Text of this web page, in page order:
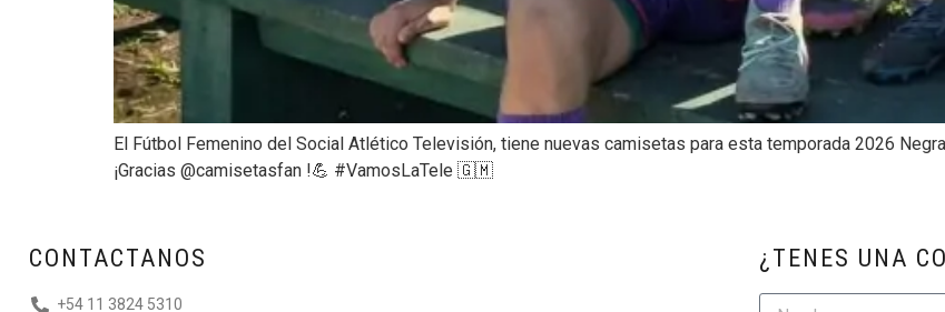
El Fútbol Femenino del Social Atlético Televisión, tiene nuevas camisetas para esta temporada 2026
¡Gracias @camisetasfan !💪 #VamosLaTele 🇬🇲
CONTACTANOS
+54 11 3824 5310
¿TENES UNA